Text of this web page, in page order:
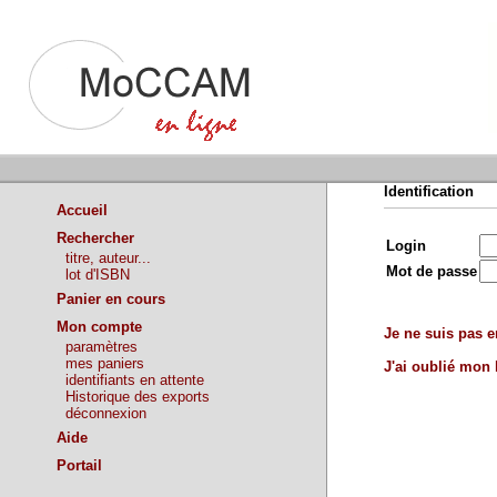
Accueil
Rechercher
titre, auteur...
lot d'ISBN
Panier en cours
Mon compte
paramètres
mes paniers
identifiants en attente
Historique des exports
déconnexion
Aide
Portail
Identification
Login
Mot de passe
Je ne suis pas
J'ai oublié mon